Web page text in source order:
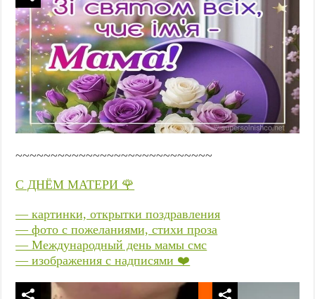
~~~~~~~~~~~~~~~~~~~~~~~~~~~~
С ДНЁМ МАТЕРИ 🌹
— картинки, открытки поздравления
— фото с пожеланиями, стихи проза
— Международный день мамы смс
— изображения с надписями ❤️